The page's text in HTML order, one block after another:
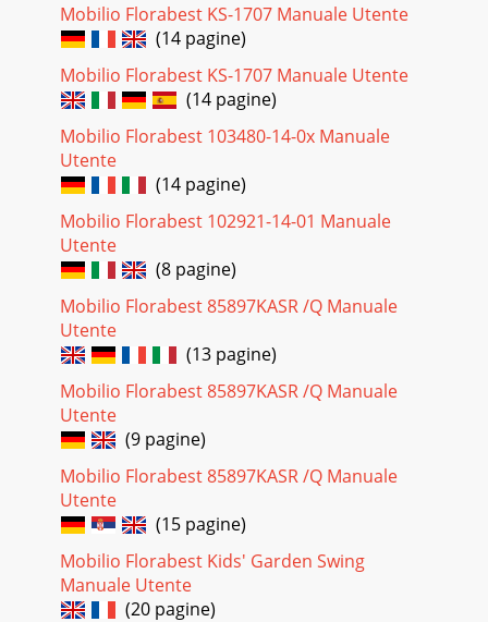
Mobilio Florabest KS-1707 Manuale Utente
(14 pagine)
Mobilio Florabest KS-1707 Manuale Utente
(14 pagine)
Mobilio Florabest 103480-14-0х Manuale
Utente
(14 pagine)
Mobilio Florabest 102921-14-01 Manuale
Utente
(8 pagine)
Mobilio Florabest 85897KASR /Q Manuale
Utente
(13 pagine)
Mobilio Florabest 85897KASR /Q Manuale
Utente
(9 pagine)
Mobilio Florabest 85897KASR /Q Manuale
Utente
(15 pagine)
Mobilio Florabest Kids' Garden Swing
Manuale Utente
(20 pagine)